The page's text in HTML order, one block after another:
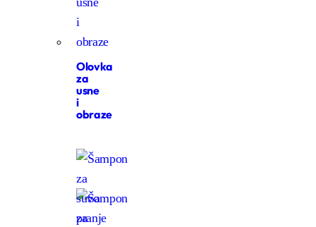
Olovka
za
usne
i
obraze